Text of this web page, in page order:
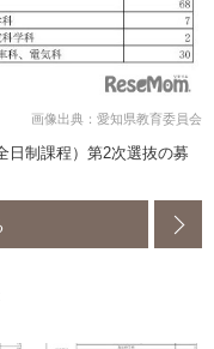
画像出典：愛知県教育委員会
日制課程）第2次選抜の募